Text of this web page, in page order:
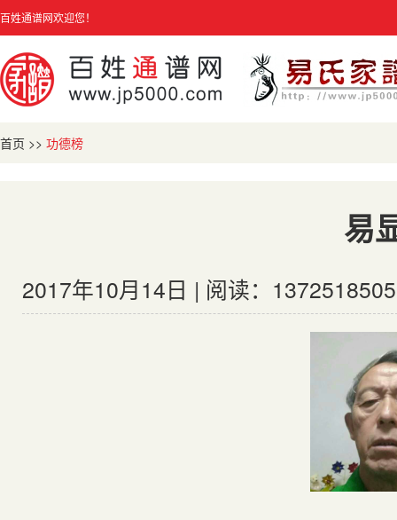
百姓通谱网欢迎您！
首页 >> 功德榜
易
2017年10月14日 | 阅读：1372518505